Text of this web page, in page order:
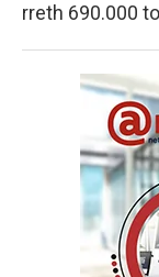
rreth 690.000